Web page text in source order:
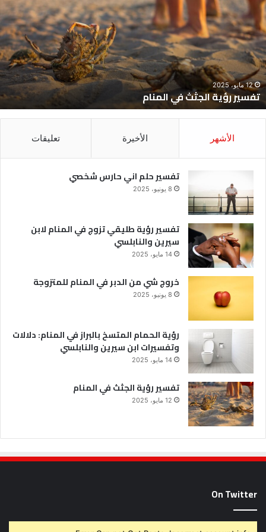
الجثث
في
المنام
12 مايو، 2025
تفسير رؤية الجثث في المنام
الأشهر الأخيرة تعليقات
تفسير حلم اني حارس شخصي
8 يونيو، 2025
تفسير رؤية طليقي تزوج في المنام لابن
سيرين والنابلسي
14 مايو، 2025
خروج شي من الدبر في المنام للمتزوجة
8 يونيو، 2025
رؤية الحمام المتسخ بالبراز في المنام: دلالات
وتفسيرات ابن سيرين والنابلسي
14 مايو، 2025
تفسير رؤية الجثث في المنام
12 مايو، 2025
On Twitter